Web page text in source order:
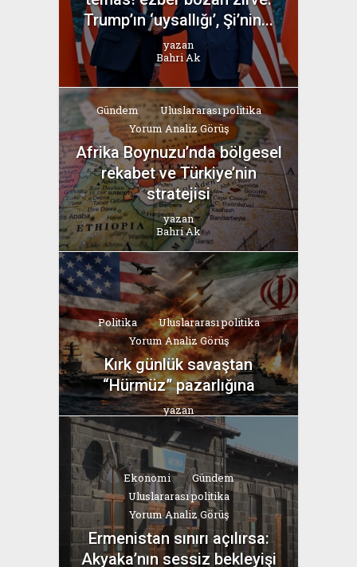
Trump’ın ‘uysallığı’, Şi’nin...
yazan
Bahri Ak
Gündem
Uluslararası politika
Yorum Analiz Görüş
Afrika Boynuzu’nda bölgesel
rekabet ve Türkiye’nin
stratejisi
yazan
Bahri Ak
Politika
Uluslararası politika
Yorum Analiz Görüş
Kırk günlük savaştan
“Hürmüz” pazarlığına
yazan
Bahri Ak
Ekonomi
Gündem
Uluslararası politika
Yorum Analiz Görüş
Ermenistan sınırı açılırsa:
Akyaka’nın sessiz bekleyişi